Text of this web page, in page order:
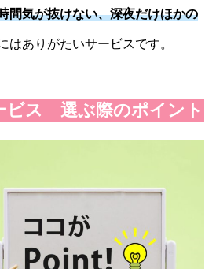
間気が抜けない、深夜だけほかの
はありがたいサービスです。
ビス 選ぶ際のポイント